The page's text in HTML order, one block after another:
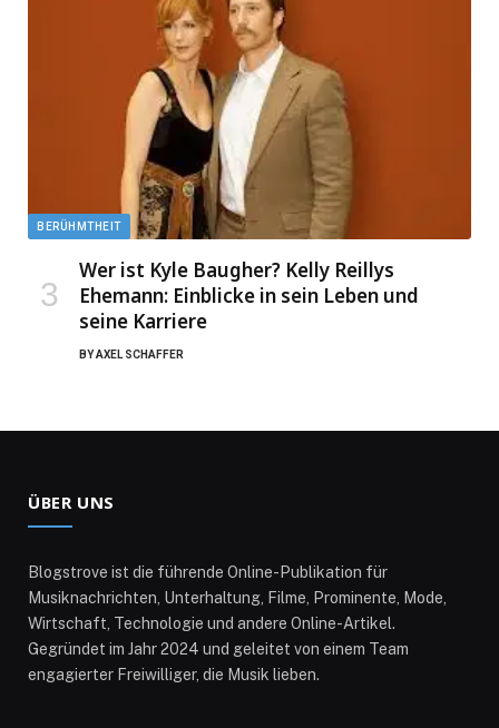
BERÜHMTHEIT
Wer ist Kyle Baugher? Kelly Reillys
Ehemann: Einblicke in sein Leben und
seine Karriere
BYAXEL SCHAFFER
ÜBER UNS
Blogstrove ist die führende Online-Publikation für
Musiknachrichten, Unterhaltung, Filme, Prominente, Mode,
Wirtschaft, Technologie und andere Online-Artikel.
Gegründet im Jahr 2024 und geleitet von einem Team
engagierter Freiwilliger, die Musik lieben.